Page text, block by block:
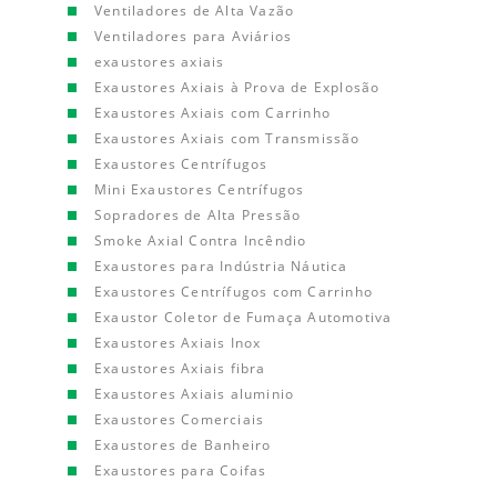
Ventiladores de Alta Vazão
Ventiladores para Aviários
exaustores axiais
Exaustores Axiais à Prova de Explosão
Exaustores Axiais com Carrinho
Exaustores Axiais com Transmissão
Exaustores Centrífugos
Mini Exaustores Centrífugos
Sopradores de Alta Pressão
Smoke Axial Contra Incêndio
Exaustores para Indústria Náutica
Exaustores Centrífugos com Carrinho
Exaustor Coletor de Fumaça Automotiva
Exaustores Axiais Inox
Exaustores Axiais fibra
Exaustores Axiais aluminio
Exaustores Comerciais
Exaustores de Banheiro
Exaustores para Coifas